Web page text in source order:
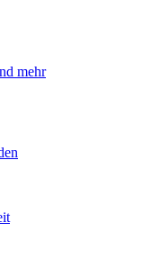
mehr